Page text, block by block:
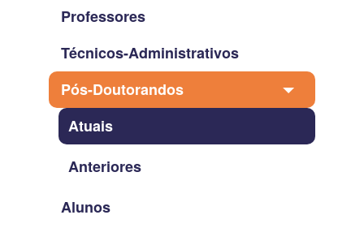
Professores
Técnicos-Administrativos
Pós-Doutorandos
Atuais
Anteriores
Alunos